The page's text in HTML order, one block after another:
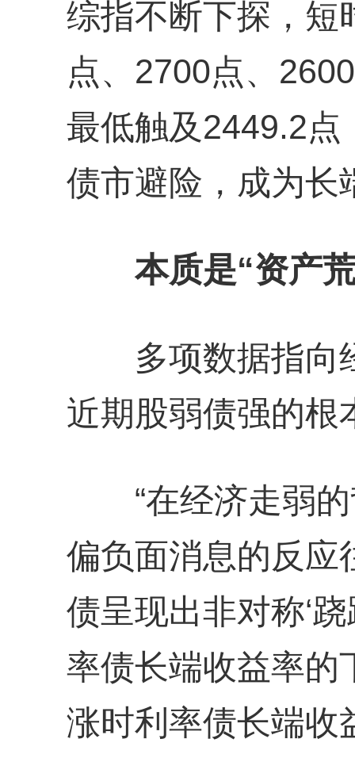
综指不断下探，短
点、2700点、
最低触及2449.2点
债市避险，成为长
本质是“资产
多项数据指向
近期股弱债强的根
“在经济走弱的
偏负面消息的反应
债呈现出非对称‘
率债长端收益率的
涨时利率债长端收